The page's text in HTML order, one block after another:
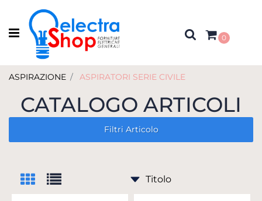
Open menu
0
ASPIRAZIONE ASPIRATORI SERIE CIVILE
CATALOGO ARTICOLI
Filtri Articolo